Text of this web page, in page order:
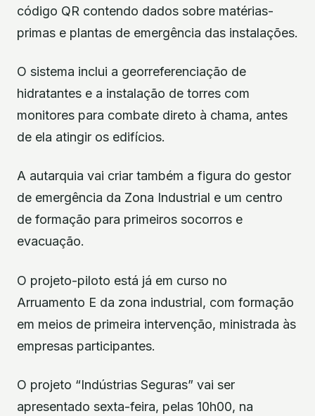
código QR contendo dados sobre matérias-
primas e plantas de emergência das instalações.
O sistema inclui a georreferenciação de
hidratantes e a instalação de torres com
monitores para combate direto à chama, antes
de ela atingir os edifícios.
A autarquia vai criar também a figura do gestor
de emergência da Zona Industrial e um centro
de formação para primeiros socorros e
evacuação.
O projeto-piloto está já em curso no
Arruamento E da zona industrial, com formação
em meios de primeira intervenção, ministrada às
empresas participantes.
O projeto “Indústrias Seguras” vai ser
apresentado sexta-feira, pelas 10h00, na